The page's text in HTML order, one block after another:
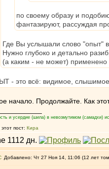
по своему образу и
фантазируют, рассуждая
Где Вы услышали слово "опыт"
Нужно глубоко и детально
(а каким - не может)
- это всё: видимое,
начало. Продолжайте. Как
и усердие (шила) в невозмутимом (самадхи)
пост: Кира
Добавлено: Чт 27 Ноя 14, 11:06 (12 лет